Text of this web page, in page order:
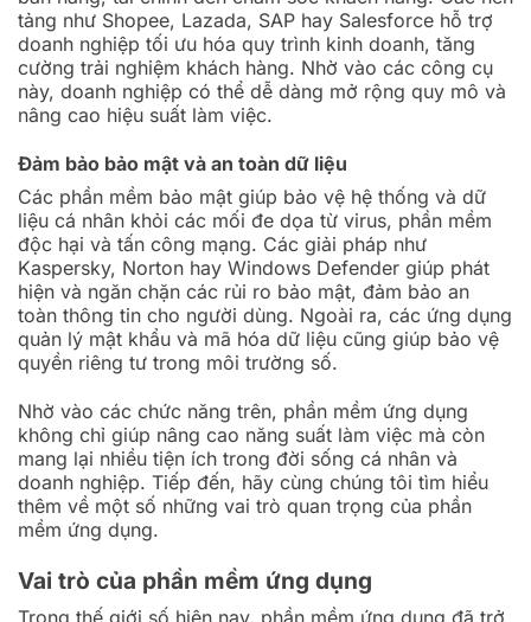
tảng như Shopee, Lazada, SAP hay Salesforce hỗ trợ
doanh nghiệp tối ưu hóa quy trình kinh doanh, tăng
cường trải nghiệm khách hàng. Nhờ vào các công cụ
này, doanh nghiệp có thể dễ dàng mở rộng quy mô và
nâng cao hiệu suất làm việc.
Đảm bảo bảo mật và an toàn dữ liệu
Các phần mềm bảo mật giúp bảo vệ hệ thống và dữ
liệu cá nhân khỏi các mối đe dọa từ virus, phần mềm
độc hại và tấn công mạng. Các giải pháp như
Kaspersky, Norton hay Windows Defender giúp phát
hiện và ngăn chặn các rủi ro bảo mật, đảm bảo an
toàn thông tin cho người dùng. Ngoài ra, các ứng dụng
quản lý mật khẩu và mã hóa dữ liệu cũng giúp bảo vệ
quyền riêng tư trong môi trường số.
Nhờ vào các chức năng trên, phần mềm ứng dụng
không chỉ giúp nâng cao năng suất làm việc mà còn
mang lại nhiều tiện ích trong đời sống cá nhân và
doanh nghiệp. Tiếp đến, hãy cùng chúng tôi tìm hiểu
thêm về một số những vai trò quan trọng của phần
mềm ứng dụng.
Vai trò của phần mềm ứng dụng